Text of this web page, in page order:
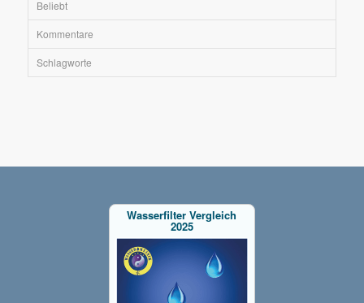
Beliebt
Kommentare
Schlagworte
Wasserfilter Vergleich
2025